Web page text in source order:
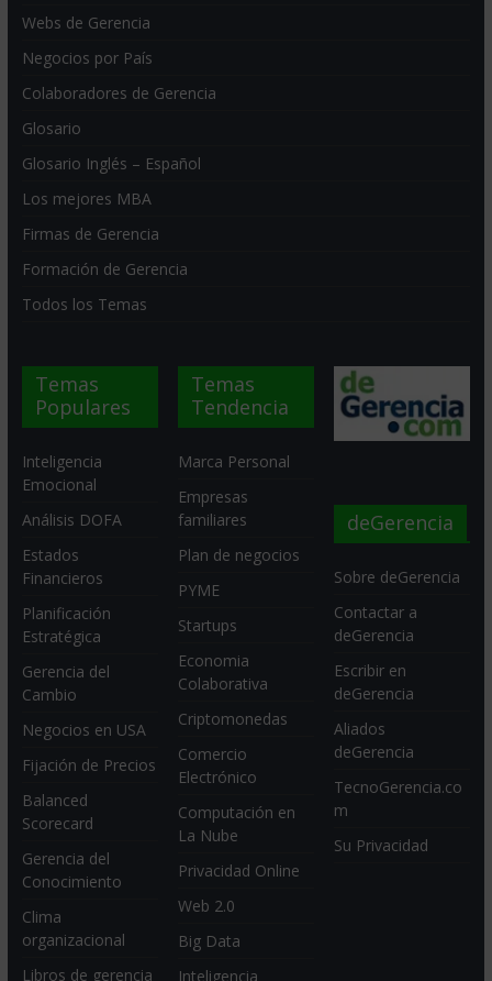
Webs de Gerencia
Negocios por País
Colaboradores de Gerencia
Glosario
Glosario Inglés – Español
Los mejores MBA
Firmas de Gerencia
Formación de Gerencia
Todos los Temas
Temas
Populares
Inteligencia
Emocional
Análisis DOFA
Estados
Financieros
Planificación
Estratégica
Gerencia del
Cambio
Negocios en USA
Fijación de Precios
Balanced
Scorecard
Gerencia del
Conocimiento
Clima
organizacional
Libros de gerencia
Temas
Tendencia
Marca Personal
Empresas
familiares
Plan de negocios
PYME
Startups
Economia
Colaborativa
Criptomonedas
Comercio
Electrónico
Computación en
La Nube
Privacidad Online
Web 2.0
Big Data
Inteligencia
deGerencia
Sobre deGerencia
Contactar a
deGerencia
Escribir en
deGerencia
Aliados
deGerencia
TecnoGerencia.co
m
Su Privacidad